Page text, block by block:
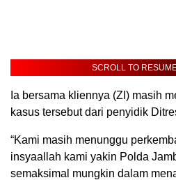
SCROLL TO
Ia bersama kliennya (ZI) masih
kasus tersebut dari penyidik
“Kami masih menunggu
insyaallah kami yakin Polda
semaksimal mungkin dalam